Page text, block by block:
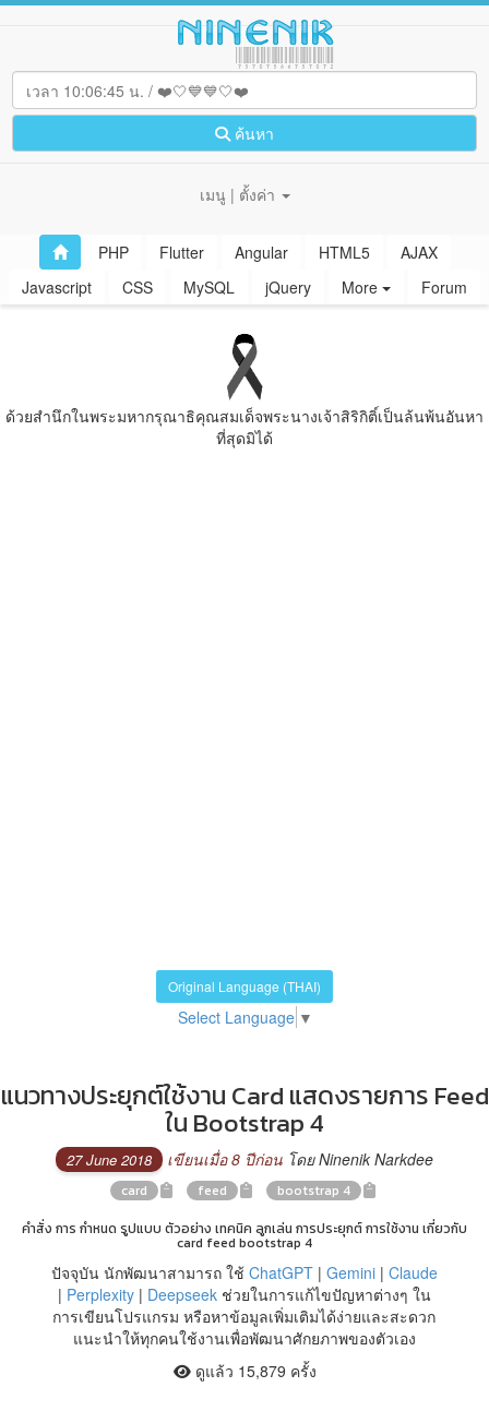
ค้นหา
เมนู | ตั้งค่า
PHP Flutter Angular HTML5
AJAX
Javascript
CSS MySQL jQuery More Forum
ด้วยสํานึกในพระมหากรุณาธิคุณสมเด็จพระนางเจ้าสิริกิติ์เป็นล้นพ้นอันหา
ที่สุดมิได้
Original Language (THAI)
Select Language ▼
แนวทางประยุกต์ใช้งาน Card แสดงรายการ Feed
ใน Bootstrap 4
27 June 2018 เขียนเมื่อ 8 ปีก่อน โดย Ninenik Narkdee
card feed
bootstrap 4
คำสั่ง การ กำหนด รูปแบบ ตัวอย่าง เทคนิค ลูกเล่น การประยุกต์ การใช้งาน เกี่ยวกับ
card feed bootstrap 4
ปัจจุบัน นักพัฒนาสามารถ ใช้ ChatGPT| Gemini| Claude
| Perplexity| Deepseekช่วยในการแก้ไขปัญหาต่างๆ ใน
การเขียนโปรแกรม หรือหาข้อมูลเพิ่มเติมได้ง่ายและสะดวก
แนะนำให้ทุกคนใช้งานเพื่อพัฒนาศักยภาพของตัวเอง
ดูแล้ว 15,879 ครั้ง